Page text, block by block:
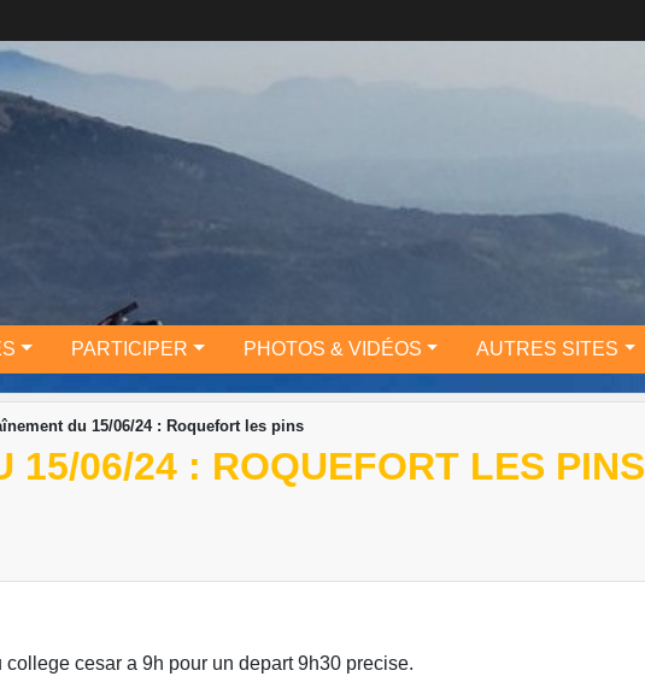
PARTICIPER PHOTOS & VIDÉOS AUTRES SITES
du 15/06/24 : Roquefort les pins
15/06/24 : ROQUEFORT LES PINS
cesar a 9h pour un depart 9h30 precise.